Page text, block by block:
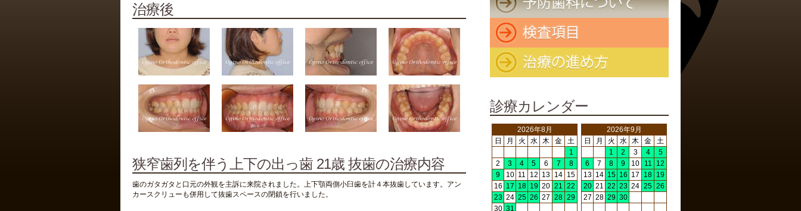
治療後
狭窄歯列を伴う上下の出っ歯 21歳 抜歯の治療内容
歯のガタガタと口元の外観を主訴に来院されました。上下顎両側小臼歯を計４本抜歯しています。アン
カースクリューも併用して抜歯スペースの閉鎖を行いました。
診療カレンダー
2026年8月
日
月 火 水 木 金
土
1
2
3 4 5 6 7
8
9
10 11 12 13 14 15
16 17 18 19 20 21 22
23 24 25 26 27 28 29
30 31
2026年9月
日
月 火 水 木 金
土
1
2 3 4
5
6
7 8 9 10 11
12
13 14 15 16 17 18 19
20 21 22 23 24 25 26
27 28 29 30